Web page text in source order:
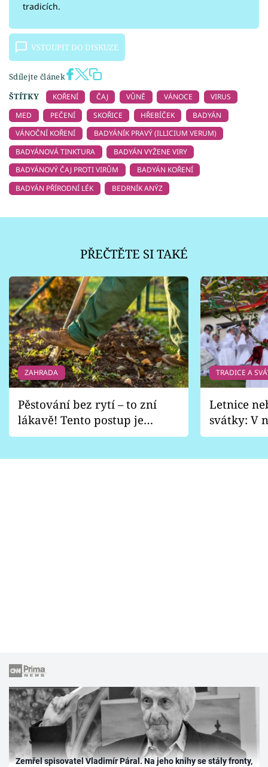
tradicích.
VSTOUPIT DO DISKUZE
Sdílejte článek
ŠTÍTKY
KOŘENÍ ČAJ VŮNĚ VÁNOCE
VIRUS
MED
PEČENÍ SKOŘICE HŘEBÍČEK
BADYÁN
VÁNOČNÍ KOŘENÍ
BADYÁNÍK PRAVÝ (ILLICIUM VERUM)
BADYÁNOVÁ TINKTURA
BADYÁN VYŽENE VIRY
BADYÁNOVÝ ČAJ PROTI VIRŮM
BADYÁN KOŘENÍ
BADYÁN PŘÍRODNÍ LÉK
BEDRNÍK ANÝZ
PŘEČTĚTE SI TAKÉ
ZAHRADA
Pěstování bez rytí – to zní
lákavě! Tento postup je
vhodný jen pro některé
TRADICE A
Letnice
svátky: V
pondělí
Zemřel spisovatel Vladimír Páral. Na jeho knihy se stály fronty,